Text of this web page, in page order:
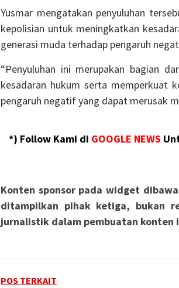
Yusmar mengatakan penyuluhan
kepolisian untuk meningkatkan
generasi muda terhadap pengaruh
“Penyuluhan ini merupakan bagian
kesadaran hukum serta memperkuat
pengaruh negatif yang dapat merusak
*) Follow Kami di GOOGLE NEWS
Konten sponsor pada widget
ditampilkan pihak ketiga, bukan
jurnalistik dalam pembuatan konten
POS TERKAIT